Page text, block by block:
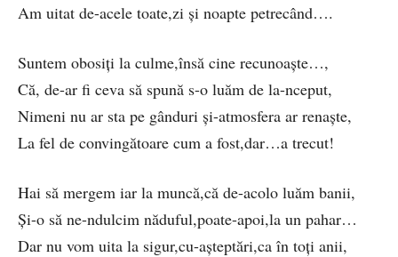
Am uitat de-acele toate,zi și noapte petrecând….
Suntem obosiți la culme,însă cine recunoaște…,
Că, de-ar fi ceva să spună s-o luăm de la-nceput,
Nimeni nu ar sta pe gânduri și-atmosfera ar renaște,
La fel de convingătoare cum a fost,dar…a trecut!
Hai să mergem iar la muncă,că de-acolo luăm banii,
Și-o să ne-ndulcim năduful,poate-apoi,la un pahar…
Dar nu vom uita la sigur,cu-așteptări,ca în toți anii,